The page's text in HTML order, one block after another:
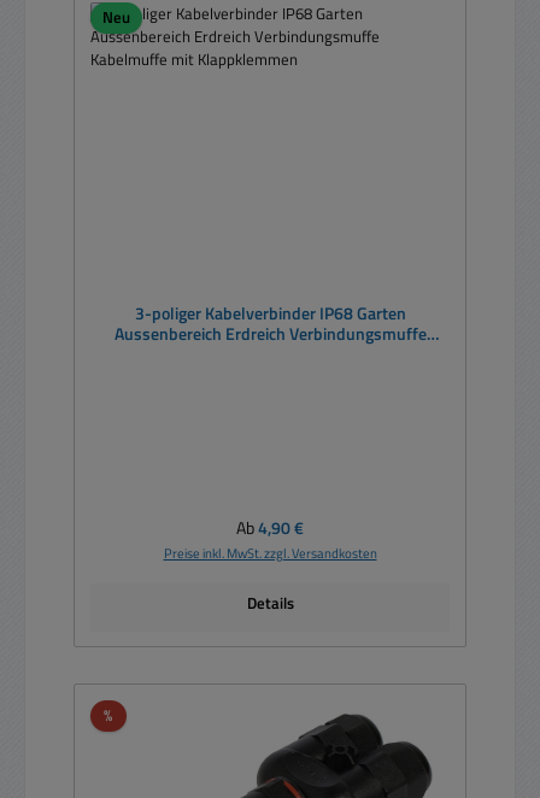
Neu
3-poliger Kabelverbinder IP68 Garten
Aussenbereich Erdreich Verbindungsmuffe
Regulärer Preis:
Ab4,90 €
Preise inkl. MwSt. zzgl. Versandkosten
Details
%Rabatt